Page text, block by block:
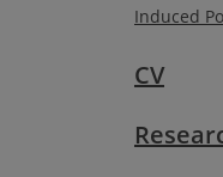
Induced
CV